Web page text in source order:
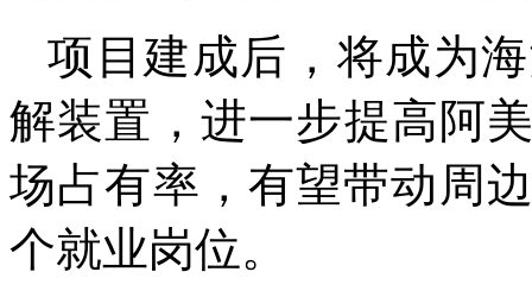
项目建成后，将成为
解装置，进一步提高阿
场占有率，有望带动周
个就业岗位。